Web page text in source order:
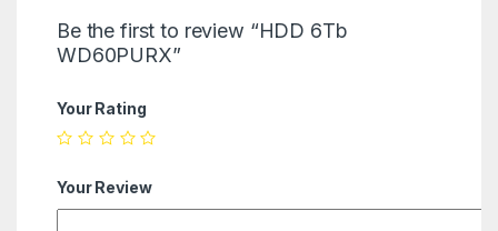
Be the first to review “HDD 6Tb
WD60PURX”
Your Rating
Your Review